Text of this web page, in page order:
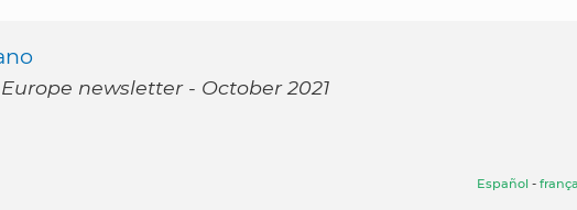
newsletter - October 2021
Español -